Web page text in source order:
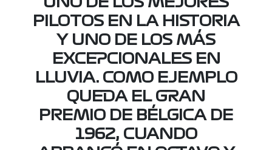
PILOTOS EN LA HISTORIA
Y UNO DE LOS MÁS
EXCEPCIONALES EN
LLUVIA. COMO EJEMPLO
QUEDA EL GRAN
PREMIO DE BÉLGICA DE
1962, CUANDO